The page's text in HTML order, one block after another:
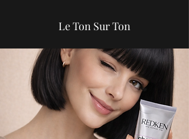
Le Ton Sur Ton